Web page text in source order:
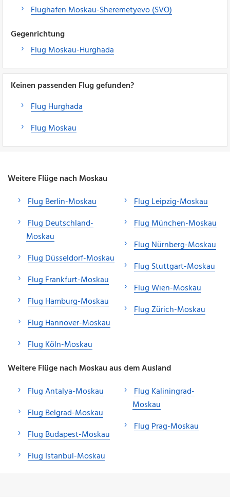
Flughafen Moskau-Sheremetyevo (SVO)
Gegenrichtung
Flug Moskau-Hurghada
Keinen passenden Flug gefunden?
Flug Hurghada
Flug Moskau
Weitere Flüge nach Moskau
Flug Berlin-Moskau
Flug Deutschland-
Moskau
Flug Düsseldorf-Moskau
Flug Frankfurt-Moskau
Flug Hamburg-Moskau
Flug Hannover-Moskau
Flug Köln-Moskau
Flug Leipzig-Moskau
Flug München-Moskau
Flug Nürnberg-Moskau
Flug Stuttgart-Moskau
Flug Wien-Moskau
Flug Zürich-Moskau
Weitere Flüge nach Moskau aus dem Ausland
Flug Antalya-Moskau
Flug Belgrad-Moskau
Flug Budapest-Moskau
Flug Istanbul-Moskau
Flug Kaliningrad-
Moskau
Flug Prag-Moskau